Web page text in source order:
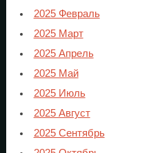
2025 Февраль
2025 Март
2025 Апрель
2025 Май
2025 Июль
2025 Август
2025 Сентябрь